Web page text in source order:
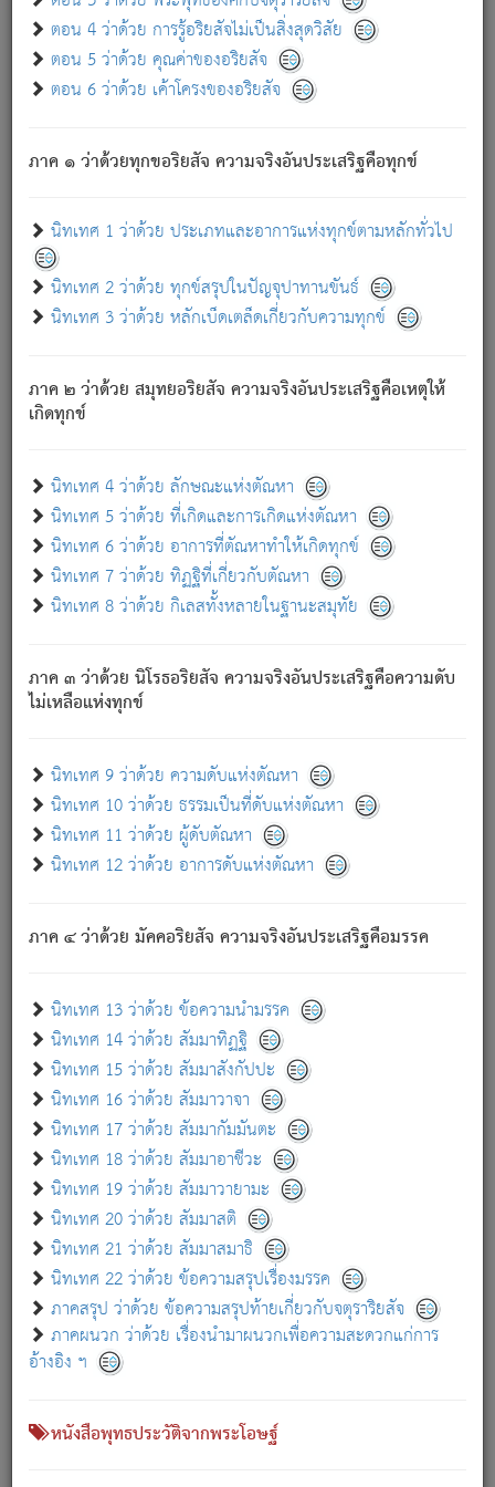
ตอน 4 ว่าด้วย การรู้อริยสัจไม่เป็นสิ่งสุดวิสัย
ตอน 5 ว่าด้วย คุณค่าของอริยสัจ
ตอน 6 ว่าด้วย เค้าโครงของอริยสัจ
ภาค ๑ ว่าด้วยทุกขอริยสัจ ความจริงอันประเสริฐคือทุกข์
นิทเทศ 1 ว่าด้วย ประเภทและอาการแห่งทุกข์ตามหลักทั่วไป
นิทเทศ 2 ว่าด้วย ทุกข์สรุปในปัญจุปาทานขันธ์
นิทเทศ 3 ว่าด้วย หลักเบ็ดเตล็ดเกี่ยวกับความทุกข์
ภาค ๒ ว่าด้วย สมุทยอริยสัจ ความจริงอันประเสริฐคือเหตุให้
เกิดทุกข์
นิทเทศ 4 ว่าด้วย ลักษณะแห่งตัณหา
นิทเทศ 5 ว่าด้วย ที่เกิดและการเกิดแห่งตัณหา
นิทเทศ 6 ว่าด้วย อาการที่ตัณหาทำให้เกิดทุกข์
นิทเทศ 7 ว่าด้วย ทิฏฐิที่เกี่ยวกับตัณหา
นิทเทศ 8 ว่าด้วย กิเลสทั้งหลายในฐานะสมุทัย
ภาค ๓ ว่าด้วย นิโรธอริยสัจ ความจริงอันประเสริฐคือความดับ
ไม่เหลือแห่งทุกข์
นิทเทศ 9 ว่าด้วย ความดับแห่งตัณหา
นิทเทศ 10 ว่าด้วย ธรรมเป็นที่ดับแห่งตัณหา
นิทเทศ 11 ว่าด้วย ผู้ดับตัณหา
นิทเทศ 12 ว่าด้วย อาการดับแห่งตัณหา
ภาค ๔ ว่าด้วย มัคคอริยสัจ ความจริงอันประเสริฐคือมรรค
นิทเทศ 13 ว่าด้วย ข้อความนำมรรค
นิทเทศ 14 ว่าด้วย สัมมาทิฏฐิ
นิทเทศ 15 ว่าด้วย สัมมาสังกัปปะ
นิทเทศ 16 ว่าด้วย สัมมาวาจา
นิทเทศ 17 ว่าด้วย สัมมากัมมันตะ
นิทเทศ 18 ว่าด้วย สัมมาอาชีวะ
นิทเทศ 19 ว่าด้วย สัมมาวายามะ
นิทเทศ 20 ว่าด้วย สัมมาสติ
นิทเทศ 21 ว่าด้วย สัมมาสมาธิ
นิทเทศ 22 ว่าด้วย ข้อความสรุปเรื่องมรรค
ภาคสรุป ว่าด้วย ข้อความสรุปท้ายเกี่ยวกับจตุราริยสัจ
ภาคผนวก ว่าด้วย เรื่องนำมาผนวกเพื่อความสะดวกแก่การ
อ้างอิง ฯ
หนังสือพุทธประวัติจากพระโอษฐ์
ภพ.
สมณะหรือพราหมณ์เหล่าใด กล่าวความหลุดพ้นจากภพว่า
มีได้เพราะภพ เรากล่าวว่า สมณะหรือพราหมณ์ทั้งปวงนั้น
มิใช่ผู้หลดพ้นจากภพ.
ภพ ว่ามีได้เพราะวิภพ[2]: เรากล่าวว่า สมณะหรือพราหมณ์ทั้ง
ปวงนั้น ก็ยังสลัดภพออกไปไม่ได้.
ก็ทุกข์นี้มีขึ้น เพราะอาศัยซึ่งอุปธิทั้งปวง.
เพราะความสิ้นไปแห่งอุปาทานทั้งปวง ความเกิดขึ้นแห่ง
ทุกข์จึงไม่มี.
ท่านจงดูโลกนี้เถิด (จะเห็นว่า) สัตว์ทั้งหลายอันอวิชาหนา
แน่นบังหนาแล้ว; และว่า สัตว์ผู้ยินดีในภพอันเป็นแล้วนั้น ย่อม
อันเป็นไปในที่หรือเวลาทั้งปวง[3]เพื่อความมีแห่งประโยชน์โดย
ประการทั้งปวง; ภพทั้งหลายทั้งหมดนั้น ไม่เที่ยง เป็นทุกข์ มี
ความแปรปรวนเป็นธรรมดา.
อย่างนี้อยู่; เขาย่อมละภวตัณหาได้ และไม่เพลิดเพลินวิภวตัณหา
ด้วย.
ความดับเพราะความสำรอกไม่เหลือ (แห่งภพทั้งหลาย)
เพราะความสิ้นไปแห่งตัณหาโดยประการทั้งปวง นั้นคือ
นิพพาน.
ภพใหม่ย่อมไม่มีแก่ภิกษุนั้น ผู้ดับเย็นสนิทแล้ว เพราะไม่มี
ภิกษุนั้น เป็นผู้ครอบงำมารได้แล้ว ชนะสงครามแล้ว ก้าวล่วง
ภพทั้งหลายทั้งปวงได้แล้ว เป็นผู้คงที่ (คือไม่เปลี่ยนแปลงอีกต่อ
- อุ.ขุ. ๒๕/๑๒๑/๘๔.
(ข้อความนี้ เป็นพระพุทธอุทานที่ทรงเปล่งออก ที่โคนต้นโพธิ์
เป็นที่ตรัสรู้ เมื่อตรัสรู้แล้วได้ 7 วัน)
เกี่ยวกับธรรมโฆษณ์ออนไลน์ (Disclaimer)
แม้ระบบ "ธรรมโฆษณ์ออนไลน์" พยายามปรับปรุงข้อมูลให้ถูกต้องมากที่สุด
ผู้ศึกษาก็พึงตรวจสอบกับตัวเล่มหนังสือต้นฉบับ ที่มีการพิมพ์ครั้งล่าสุด
ก่อนนำข้อมูลไปใช้ในการอ้างอิง"
เกี่ยวกับอัตถจารี|เกี่ยวกับการพัฒนา|แจ้งข้อผิดพลาด / แนะนำ
หนังสือที่เกี่ยวข้อง